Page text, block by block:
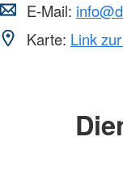
E-Mail:
Karte: Link